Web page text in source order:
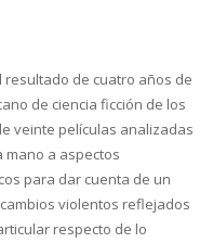
resultado de cuatro años de
de ciencia ficción de los
veinte películas analizadas
mano a aspectos
para dar cuenta de un
violentos reflejados
respecto de lo